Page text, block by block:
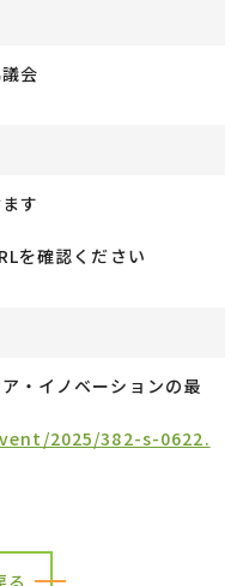
会
す
を確認ください
・イノベーションの最
2025/382-s-0622.
る